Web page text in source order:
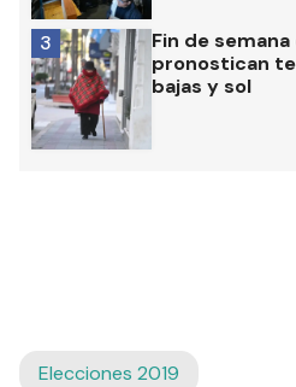
Fin de
pronostican
bajas y sol
3
Elecciones 2019